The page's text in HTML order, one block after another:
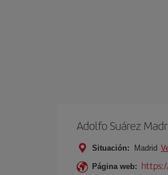
Adolfo Suárez
Situación: Madrid
Página web: